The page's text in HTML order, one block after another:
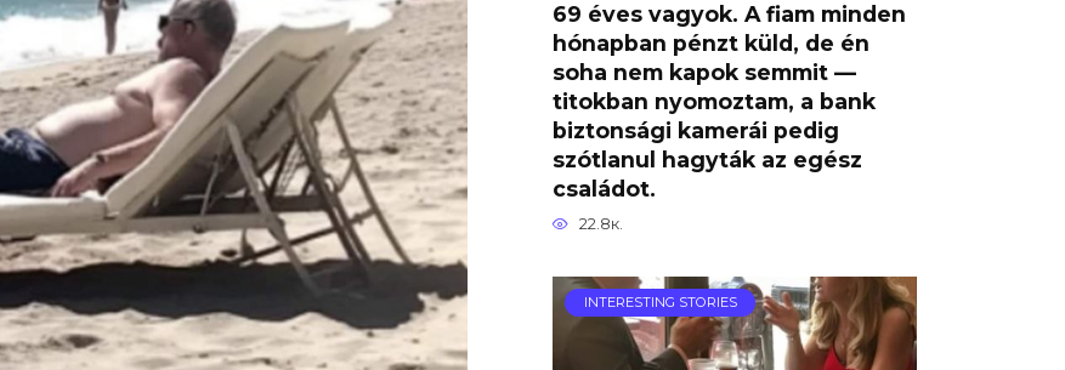
69 éves vagyok. A fiam minden
hónapban pénzt küld, de én
soha nem kapok semmit —
titokban nyomoztam, a bank
biztonsági kamerái pedig
szótlanul hagyták az egész
családot.
22.8к.
INTERESTING STORIES